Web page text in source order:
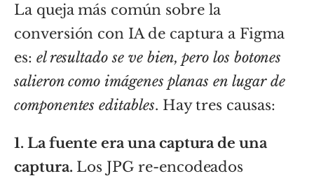
La queja más común sobre la
conversión con IA de captura a Figma
es: el resultado se ve bien, pero los botones
salieron como imágenes planas en lugar de
componentes editables. Hay tres causas:
1. La fuente era una captura de una
captura. Los JPG re-encodeados